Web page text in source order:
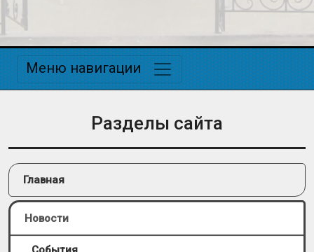
Меню навигации
Разделы сайта
Главная
Новости